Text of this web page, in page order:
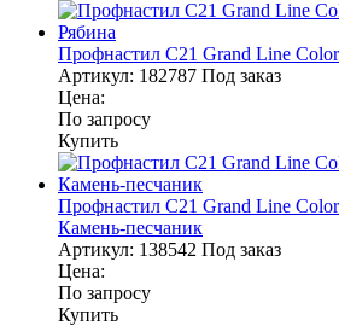
Профнастил С21 Grand Line
Артикул: 182787 Под заказ
Цена:
По запросу
Купить
Профнастил С21 Grand Line
Камень-песчаник
Артикул: 138542 Под заказ
Цена:
По запросу
Купить